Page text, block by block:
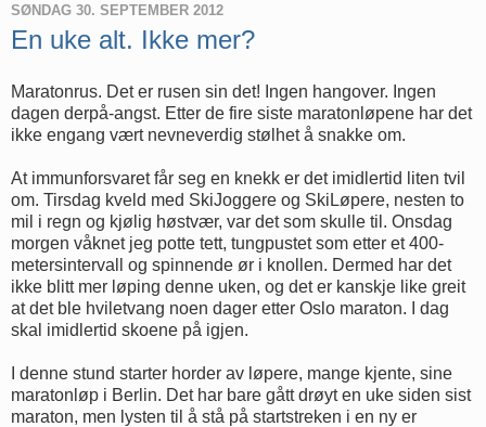
SØNDAG 30. SEPTEMBER 2012
En uke alt. Ikke mer?
Maratonrus. Det er rusen sin det! Ingen hangover. Ingen
dagen derpå-angst. Etter de fire siste maratonløpene har det
ikke engang vært nevneverdig stølhet å snakke om.
At immunforsvaret får seg en knekk er det imidlertid liten tvil
om. Tirsdag kveld med SkiJoggere og SkiLøpere, nesten to
mil i regn og kjølig høstvær, var det som skulle til. Onsdag
morgen våknet jeg potte tett, tungpustet som etter et 400-
metersintervall og spinnende ør i knollen. Dermed har det
ikke blitt mer løping denne uken, og det er kanskje like greit
at det ble hviletvang noen dager etter Oslo maraton. I dag
skal imidlertid skoene på igjen.
I denne stund starter horder av løpere, mange kjente, sine
maratonløp i Berlin. Det har bare gått drøyt en uke siden sist
maraton, men lysten til å stå på startstreken i en ny er